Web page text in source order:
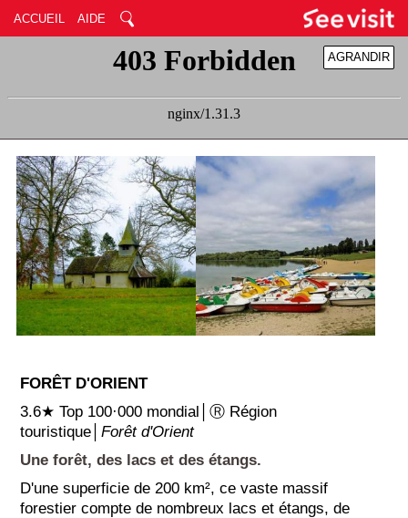
ACCUEIL AIDE
RÉDUIRE
AGRANDIR
FORÊT D'ORIENT
3.6★ Top 100·000 mondial│Ⓡ Région
touristique│Forêt d'Orient
Une forêt, des lacs et des étangs.
D'une superficie de 200 km², ce vaste massif
forestier compte de nombreux lacs et étangs, de